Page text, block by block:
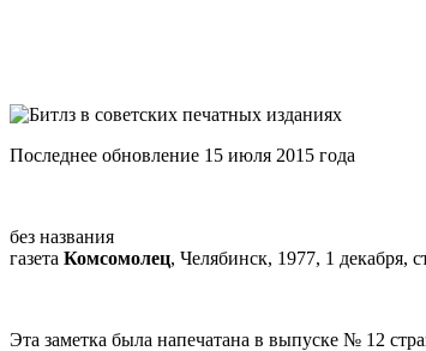
Последнее обновление 15 июля 2015 года
без названия
газета Комсомолец, Челябинск, 1977, 1 декабря,
Эта заметка была напечатана в выпуске № 12